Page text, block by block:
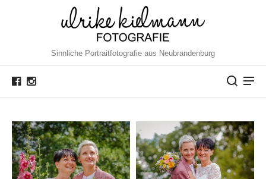
Sinnliche Portraitfotografie aus Neubrandenburg